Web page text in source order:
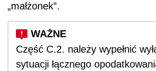
„małżonek”.
Część C.2. należy wypełnić
sytuacji łącznego